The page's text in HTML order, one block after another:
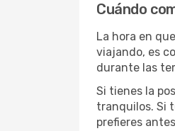
Cuándo
La hora en
viajando, es
durante las
Si tienes la
tranquilos. Si
prefieres